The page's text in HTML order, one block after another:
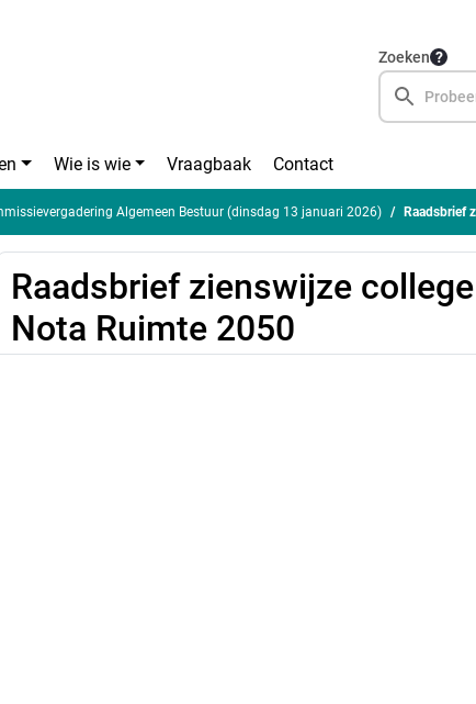
Zoeken
Wie is wie Vraagbaak Contact
Algemeen Bestuur (dinsdag 13 januari 2026) Raadsbrief
Raadsbrief zienswijze
Nota Ruimte 2050